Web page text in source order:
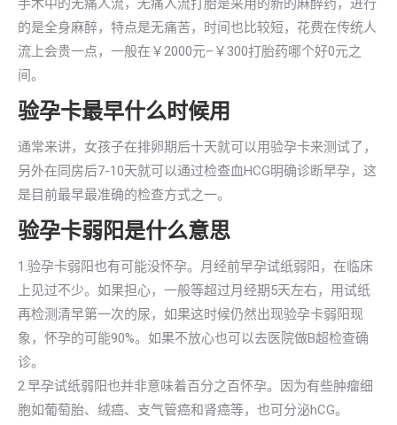
手术中的无痛人流，无痛人流打胎是采用的新的麻醉药，进行
的是全身麻醉，特点是无痛苦，时间也比较短，花费在传统人
流上会贵一点，一般在￥2000元–￥300打胎药哪个好0元之
间。
验孕卡最早什么时候用
通常来讲，女孩子在排卵期后十天就可以用验孕卡来测试了，
另外在同房后7-10天就可以通过检查血HCG明确诊断早孕，这
是目前最早最准确的检查方式之一。
验孕卡弱阳是什么意思
1.验孕卡弱阳也有可能没怀孕。月经前早孕试纸弱阳，在临床
上见过不少。如果担心，一般等超过月经期5天左右，用试纸
再检测清早第一次的尿，如果这时候仍然出现验孕卡弱阳现
象，怀孕的可能90%。如果不放心也可以去医院做B超检查确
诊。
2.早孕试纸弱阳也并非意味着百分之百怀孕。因为有些肿瘤细
胞如葡萄胎、绒癌、支气管癌和肾癌等，也可分泌hCG。